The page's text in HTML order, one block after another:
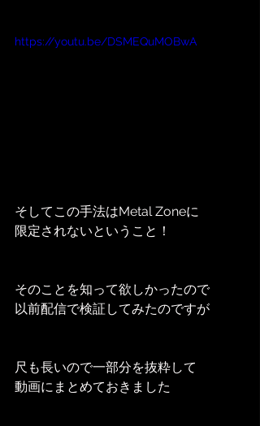
https://youtu.be/DSMEQuMOBwA
そしてこの手法はMetal Zoneに
限定されないということ！
そのことを知って欲しかったので
以前配信で検証してみたのですが
尺も長いので一部分を抜粋して
動画にまとめておきました